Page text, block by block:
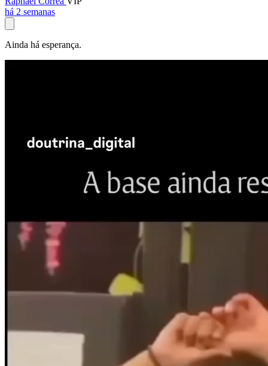
há 2 semanas
Ainda há esperança.